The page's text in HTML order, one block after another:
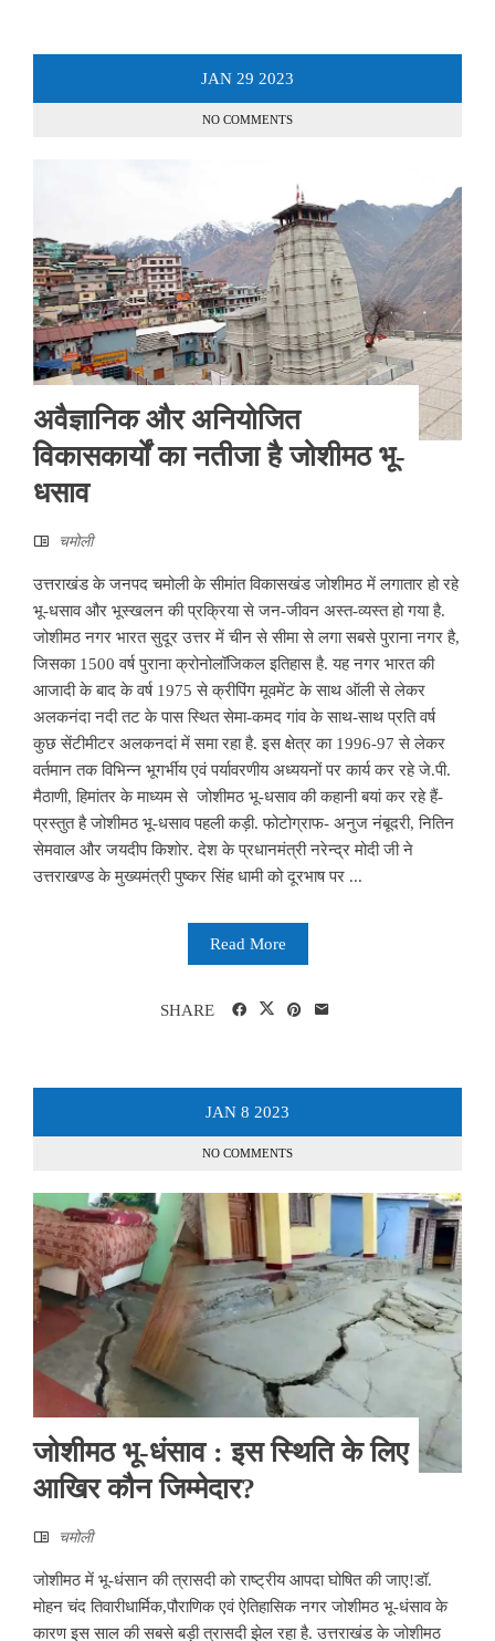
JAN 29 2023
NO COMMENTS
अवैज्ञानिक और अनियोजित
विकासकार्यों का नतीजा है जोशीमठ भू-
धसाव
चमोली
उत्तराखंड के जनपद चमोली के सीमांत विकासखंड जोशीमठ में लगातार हो रहे
भू-धसाव और भूस्खलन की प्रक्रिया से जन-जीवन अस्त-व्यस्त हो गया है.
जोशीमठ नगर भारत सुदूर उत्तर में चीन से सीमा से लगा सबसे पुराना नगर है,
जिसका 1500 वर्ष पुराना क्रोनोलॉजिकल इतिहास है. यह नगर भारत की
आजादी के बाद के वर्ष 1975 से क्रीपिंग मूवमेंट के साथ ऑली से लेकर
अलकनंदा नदी तट के पास स्थित सेमा-कमद गांव के साथ-साथ प्रति वर्ष
कुछ सेंटीमीटर अलकनदां में समा रहा है. इस क्षेत्र का 1996-97 से लेकर
वर्तमान तक विभिन्न भूगर्भीय एवं पर्यावरणीय अध्ययनों पर कार्य कर रहे जे.पी.
मैठाणी, हिमांतर के माध्यम से जोशीमठ भू-धसाव की कहानी बयां कर रहे हैं-
प्रस्तुत है जोशीमठ भू-धसाव पहली कड़ी. फोटोग्राफ- अनुज नंबूदरी, नितिन
सेमवाल और जयदीप किशोर. देश के प्रधानमंत्री नरेन्द्र मोदी जी ने
उत्तराखण्ड के मुख्यमंत्री पुष्कर सिंह धामी को दूरभाष पर ...
Read More
SHARE
JAN 8 2023
NO COMMENTS
जोशीमठ भू-धंसाव : इस स्थिति के लिए
आखिर कौन जिम्मेदार?
चमोली
जोशीमठ में भू-धंसान की त्रासदी को राष्ट्रीय आपदा घोषित की जाए!डॉ.
मोहन चंद तिवारीधार्मिक,पौराणिक एवं ऐतिहासिक नगर जोशीमठ भू-धंसाव के
कारण इस साल की सबसे बड़ी त्रासदी झेल रहा है. उत्तराखंड के जोशीमठ